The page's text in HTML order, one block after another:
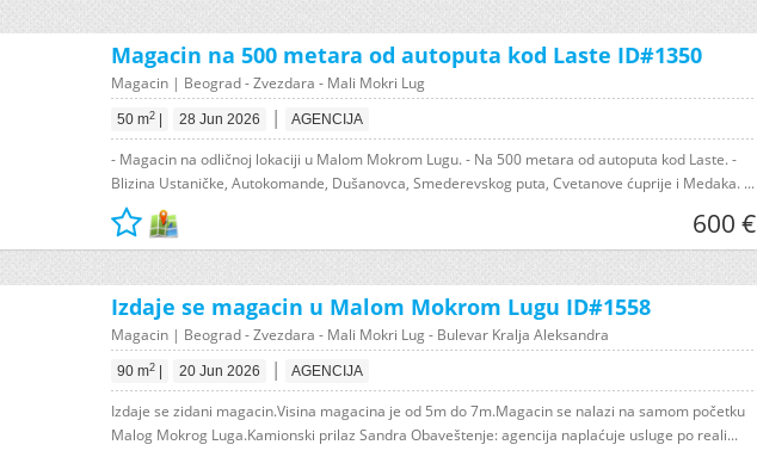
Magacin na 500 metara od autoputa kod Laste ID#1350
Magacin | Beograd - Zvezdara - Mali Mokri Lug
50 m2 28 Jun 2026 | AGENCIJA
- Magacin na odličnoj lokaciji u Malom Mokrom Lugu. - Na 500 metara od autoputa kod Laste. -
Blizina Ustaničke, Autokomande, Dušanovca, Smederevskog puta, Cvetanove ćuprije i Medaka. ...
600 €
Izdaje se magacin u Malom Mokrom Lugu ID#1558
Magacin | Beograd - Zvezdara - Mali Mokri Lug - Bulevar Kralja Aleksandra
90 m2 20 Jun 2026 | AGENCIJA
Izdaje se zidani magacin.Visina magacina je od 5m do 7m.Magacin se nalazi na samom početku
Malog Mokrog Luga.Kamionski prilaz Sandra Obaveštenje: agencija naplaćuje usluge po reali...